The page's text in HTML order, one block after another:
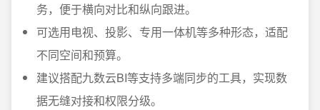
务，便于横向对比和纵向跟进。
可选用电视、投影、专用一体机等多种形态，适配
不同空间和预算。
建议搭配九数云BI等支持多端同步的工具，实现数
据无缝对接和权限分级。